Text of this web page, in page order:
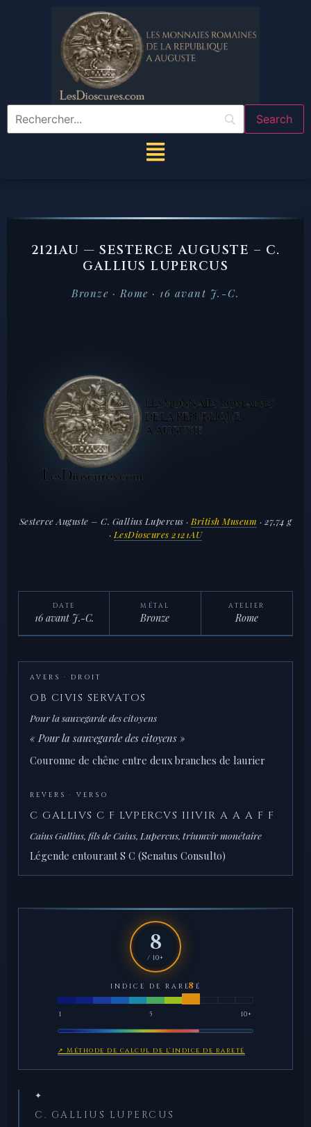
2121AU — SESTERCE AUGUSTE – C.
GALLIUS LUPERCUS
Bronze · Rome · 16 avant J.-C.
Sesterce Auguste – C. Gallius Lupercus · British Museum · 27,74 g
· LesDioscures 2121AU
DATE
16 avant J.-C.
MÉTAL
Bronze
ATELIER
Rome
AVERS · DROIT
OB CIVIS SERVATOS
Pour la sauvegarde des citoyens
« Pour la sauvegarde des citoyens »
Couronne de chêne entre deux branches de laurier
REVERS · VERSO
C GALLIVS C F LVPERCVS IIIVIR A A A F F
Caius Gallius, fils de Caius, Lupercus, triumvir monétaire
Légende entourant S C (Senatus Consulto)
8
/ 10+
INDICE DE RARETÉ
1 5 10+
↗ Méthode de calcul de l'indice de rareté
✦
C. GALLIUS LUPERCUS